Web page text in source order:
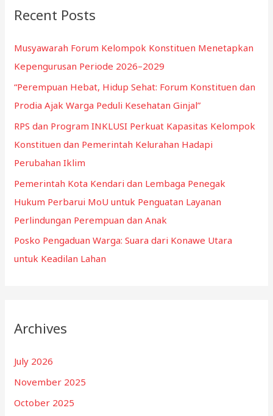
hRecent Posts
Musyawarah Forum Kelompok Konstituen Menetapkan
Kepengurusan Periode 2026–2029
“Perempuan Hebat, Hidup Sehat: Forum Konstituen dan
Prodia Ajak Warga Peduli Kesehatan Ginjal”
RPS dan Program INKLUSI Perkuat Kapasitas Kelompok
Konstituen dan Pemerintah Kelurahan Hadapi
Perubahan Iklim
Pemerintah Kota Kendari dan Lembaga Penegak
Hukum Perbarui MoU untuk Penguatan Layanan
Perlindungan Perempuan dan Anak
Posko Pengaduan Warga: Suara dari Konawe Utara
untuk Keadilan Lahan
Archives
July 2026
November 2025
October 2025